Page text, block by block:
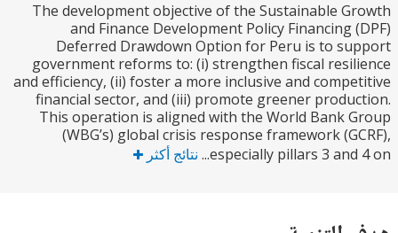
The development objective of the Sustainable
and Finance Development Policy Financing
Deferred Drawdown Option for Peru is to
government reforms to: (i) strengthen fiscal
and efficiency, (ii) foster a more inclusive and
financial sector, and (iii) promote greener
This operation is aligned with the World Bank
(WBG’s) global crisis response framework
especially pillars 3 and
نتائج أكثر